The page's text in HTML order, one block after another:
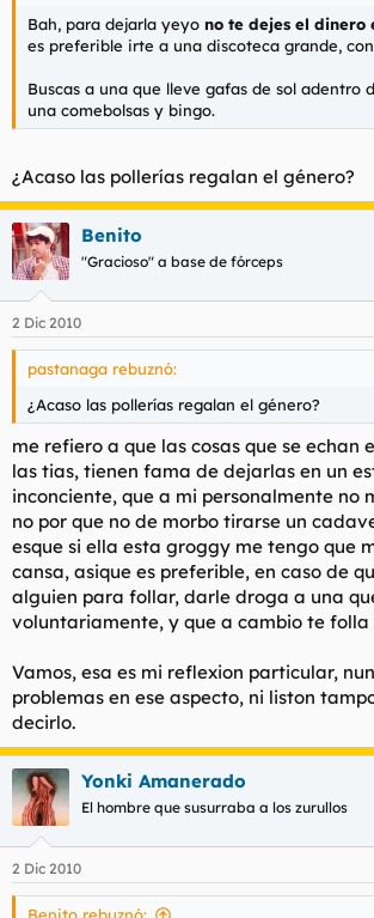
Bah, para dejarla yeyo no te dejes el dinero
es preferible irte a una discoteca grande,
Buscas a una que lleve gafas de sol adentro
una comebolsas y bingo.
¿Acaso las pollerías regalan el género?
Benito
"Gracioso" a base de fórceps
2 Dic 2010
pastanaga rebuznó:
¿Acaso las pollerías regalan el género?
me refiero a que las cosas que se echan
las tias, tienen fama de dejarlas en un
inconciente, que a mi personalmente no
no por que no de morbo tirarse un
esque si ella esta groggy me tengo que
cansa, asique es preferible, en caso de
alguien para follar, darle droga a una
voluntariamente, y que a cambio te folla
Vamos, esa es mi reflexion particular,
problemas en ese aspecto, ni liston
decirlo.
Yonki Amanerado
El hombre que susurraba a los zurullos
2 Dic 2010